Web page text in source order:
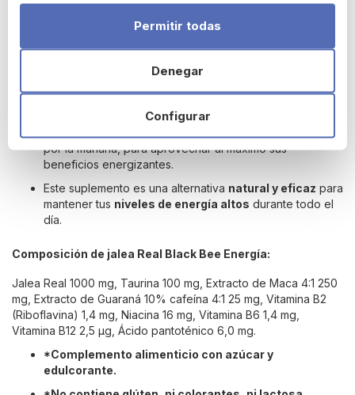
un ritmo de vida activo, deportistaso aquellos que
necesitan un extra de energía para sus actividades diarias.
¿Cómo tomar Black Bee Energía Jalea Real con
agita bien el vial.
(vial de 10 ml), preferiblemente
por la mañana, para aprovechar al máximo sus
beneficios energizantes.
Este suplemento es una alternativa natural y eficaz para
mantener tus niveles de energía altos durante todo el
día.
Composición de jalea Real Black Bee Energía:
Jalea Real 1000 mg, Taurina 100 mg, Extracto de Maca 4:1 250
mg, Extracto de Guaraná 10% cafeína 4:1 25 mg, Vitamina B2
(Riboflavina) 1,4 mg, Niacina 16 mg, Vitamina B6 1,4 mg,
Vitamina B12 2,5 µg, Ácido pantoténico 6,0 mg.
*Complemento alimenticio con azúcar y
edulcorante.
Configurar
Denegar
Permitir todas